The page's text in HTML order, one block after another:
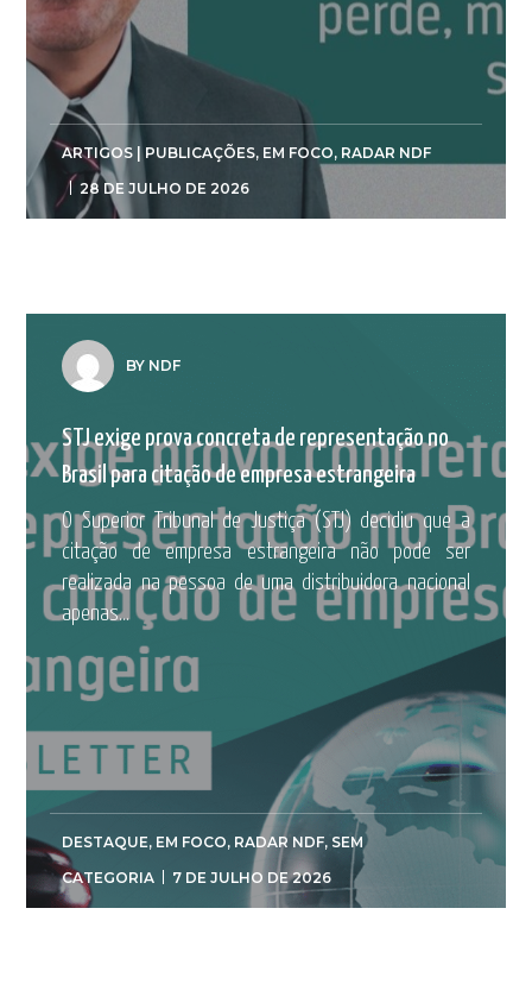
ARTIGOS | PUBLICAÇÕES, EM FOCO, RADAR NDF
28 DE JULHO DE 2026
BY NDF
STJ exige prova concreta de representação no
Brasil para citação de empresa estrangeira
O Superior Tribunal de Justiça (STJ) decidiu que a
citação de empresa estrangeira não pode ser
realizada na pessoa de uma distribuidora nacional
apenas...
DESTAQUE, EM FOCO, RADAR NDF, SEM
CATEGORIA
7 DE JULHO DE 2026